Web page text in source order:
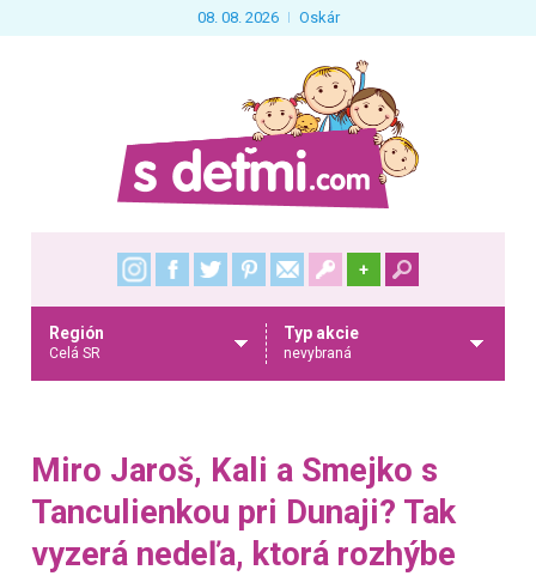
08. 08. 2026 Oskár
+
Región
Celá SR
Typ akcie
nevybraná
Miro Jaroš, Kali a Smejko s
Tanculienkou pri Dunaji? Tak
vyzerá nedeľa, ktorá rozhýbe